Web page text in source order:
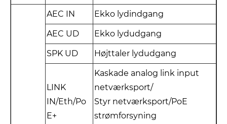
AEC IN Ekko lydindgang
AEC UD Ekko lydudgang
SPK UD Højttaler lydudgang
LINK
IN/Eth/Po
E+
Kaskade analog link input
netværksport/
Styr netværksport/PoE
strømforsyning